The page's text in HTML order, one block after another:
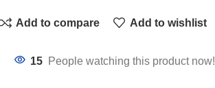
Add to compare Add to wishlist
15 People watching this product now!